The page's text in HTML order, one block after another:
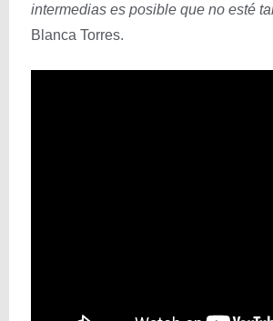
intermedias es posible que no esté
Blanca Torres.